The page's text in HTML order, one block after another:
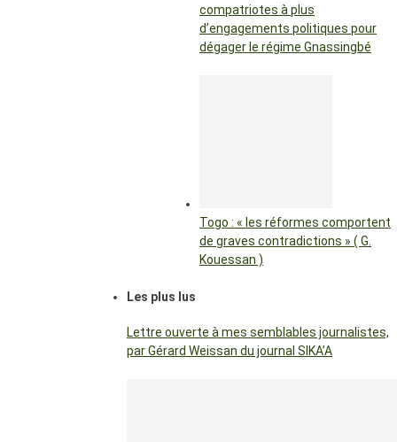
compatriotes à plus
d’engagements politiques pour
dégager le régime Gnassingbé
Togo : « les réformes comportent
de graves contradictions » ( G.
Kouessan )
Les plus lus
Lettre ouverte à mes semblables journalistes,
par Gérard Weissan du journal SIKA’A